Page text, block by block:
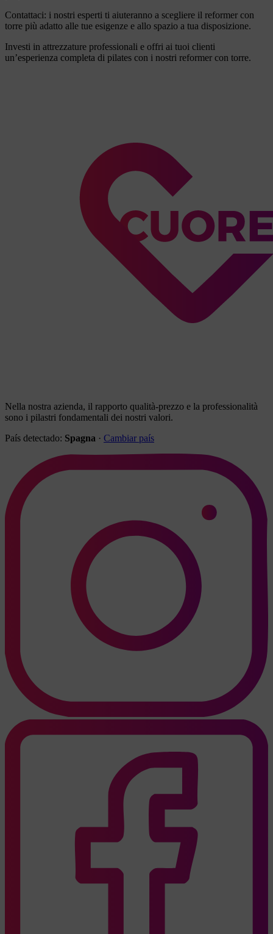
Contattaci: i nostri esperti ti aiuteranno a scegliere il reformer con
torre più adatto alle tue esigenze e allo spazio a tua disposizione.
Investi in attrezzature professionali e offri ai tuoi clienti
un’esperienza completa di pilates con i nostri reformer con torre.
Nella nostra azienda, il rapporto qualità-prezzo e la professionalità
sono i pilastri fondamentali dei nostri valori.
País detectado: Spagna · Cambiar país